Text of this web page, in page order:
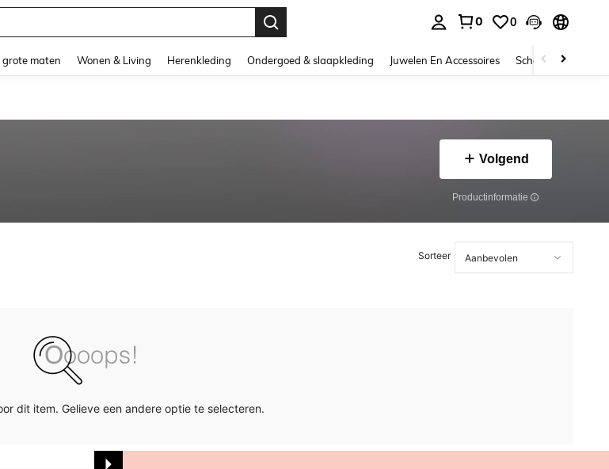
0 0
grote maten Wonen & Living Herenkleding Ondergoed & slaapkleding Juwelen En Accessoires Schoonheid &
Volgend
Productinformatie
Sorteer
dit item. Gelieve een andere optie te selecteren.